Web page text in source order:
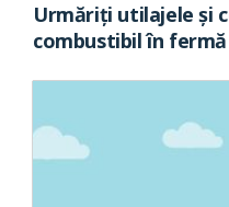
Urmăriți utilajele și
combustibil în fermă